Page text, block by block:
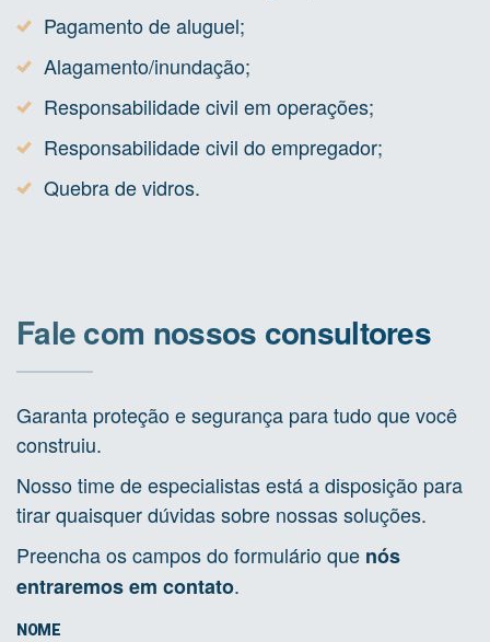
Pagamento de aluguel;
Alagamento/inundação;
Responsabilidade civil em operações;
Responsabilidade civil do empregador;
Quebra de vidros.
Fale com nossos consultores
Garanta proteção e segurança para tudo que você
construiu.
Nosso time de especialistas está a disposição para
tirar quaisquer dúvidas sobre nossas soluções.
Preencha os campos do formulário que nós
entraremos em contato.
NOME